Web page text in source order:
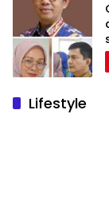
Lifestyle